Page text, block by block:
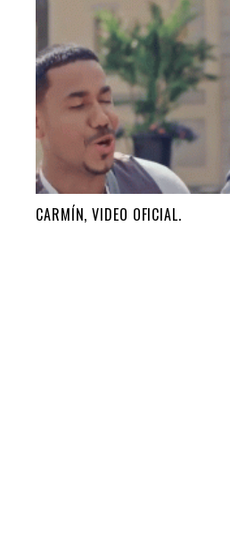
CARMÍN, VIDEO OFICIAL.